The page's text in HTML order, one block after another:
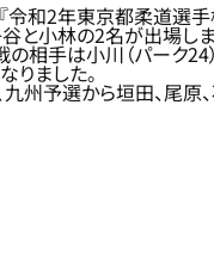
『令和2年東京都柔道選
と小林の2名が出場し
の相手は小川（パーク
りました。
九州予選から垣田、尾